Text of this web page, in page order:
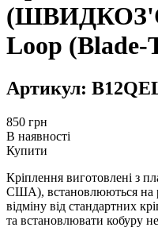
Loop (Blade-
Артикул:
850 грн
В наявності
Купити
Кріплення виготовлені з
США), встановлюються на
відміну від стандартних
та встановлювати кобуру